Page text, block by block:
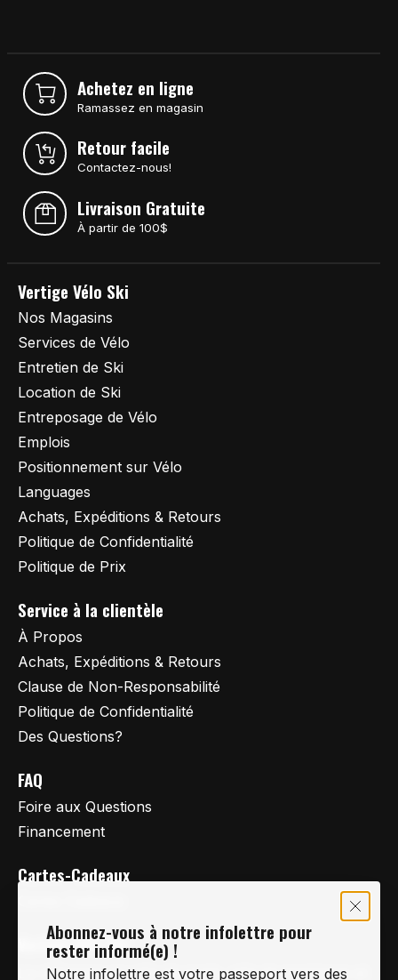
Achetez en ligne
Ramassez en magasin
Retour facile
Contactez-nous!
Livraison Gratuite
À partir de 100$
Vertige Vélo Ski
Nos Magasins
Services de Vélo
Entretien de Ski
Location de Ski
Entreposage de Vélo
Emplois
Positionnement sur Vélo
Languages
Achats, Expéditions & Retours
Politique de Confidentialité
Politique de Prix
Service à la clientèle
À Propos
Achats, Expéditions & Retours
Clause de Non-Responsabilité
Politique de Confidentialité
Des Questions?
FAQ
Foire aux Questions
Financement
Cartes-Cadeaux
Vertige Vélo Ski
La référence en vélo de route, vélo de montagne et
Abonnez-vous à notre infolettre pour
rester informé(e) !
Notre infolettre est votre passeport vers des